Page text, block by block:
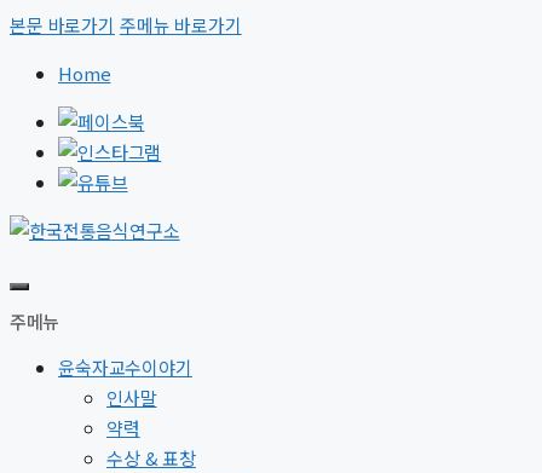
본문 바로가기 주메뉴 바로가기
Home
주메뉴
윤숙자교수이야기
인사말
약력
수상 & 표창